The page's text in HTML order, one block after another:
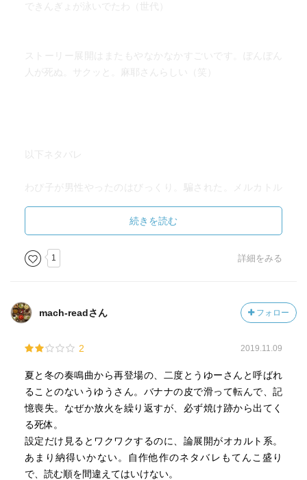
できんぎょが泳いでたわ（世代）
ストーリー展開はまたもやなかなかすごいです。ぽんぽん
人が死ぬ。サクッと。麻耶さんらしい（笑）
以下ネタバレ
わぴ子が男性やったのはびっくり。騙された。メルカトル
子はフラグなんだ。結局一度も烏有と会わなかったもん
な。
宗教色強くて、動機も何もあったもんじゃないやん……っ
てなりつつ、まさかのメルカトル鮎死亡。
れ？違う人？銘探偵はみんなメルカトル鮎って名乗るの
か？
最後サクサク人が死んで、結局また烏有と“桐璃”しか残らな
い……あ、赤児が増えるのか。
なんかもうすげぇな、としか感想が出ない。
でも続きが気になるので次も読みます……ある意味ハマっ
てるやん。恐るべしメルカトル鮎。
続きを読む
1 詳細をみる
mach-readさん フォロー
2 2019.11.09
夏と冬の奏鳴曲から再登場の、二度とうゆーさんと呼ばれ
ることのないうゆうさん。バナナの皮で滑って転んで、記
憶喪失。なぜか放火を繰り返すが、必ず焼け跡から出てく
る死体。
設定だけ見るとワクワクするのに、論展開がオカルト系。
あまり納得いかない。自作他作のネタバレもてんこ盛り
で、読む順を間違えてはいけない。